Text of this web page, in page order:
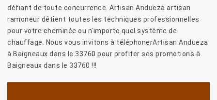
défiant de toute concurrence. Artisan Andueza artisan
ramoneur détient toutes les techniques professionnelles
pour votre cheminée ou n’importe quel système de
chauffage. Nous vous invitons à téléphonerArtisan Andueza
à Baigneaux dans le 33760 pour profiter ses promotions à
Baigneaux dans le 33760 !!!